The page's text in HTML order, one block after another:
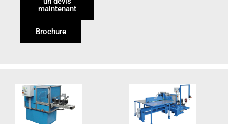
maintenant
Brochure